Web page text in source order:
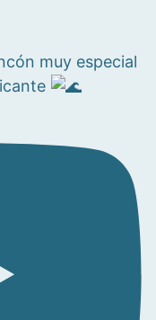
muy especial